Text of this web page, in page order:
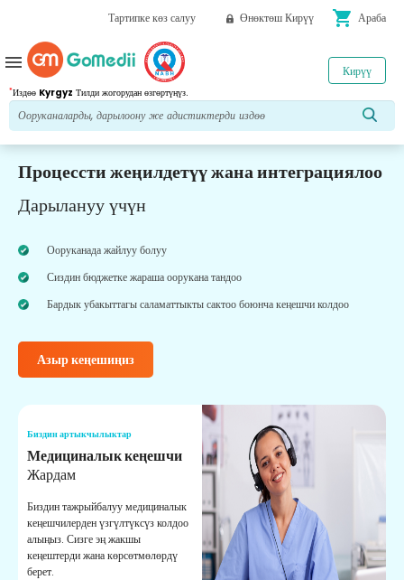
Тартипке көз салуу Өнөктөш Кирүү shopping_cart Араба
*Издөө Kyrgyz Тилди жогорудан өзгөртүңүз.
Кирүү
menu
Процессти жеңилдетүү жана интеграциялоо
Дарылануу үчүн
Ооруканада жайлуу болуу
Сиздин бюджетке жараша оорукана тандоо
Бардык убакыттагы саламаттыкты сактоо боюнча кеңешчи колдоо
Азыр кеңешиңиз
Биздин артыкчылыктар
Медициналык кеңешчи
Жардам
Биздин тажрыйбалуу медициналык
кеңешчилерден үзгүлтүксүз колдоо
алыңыз. Сизге эң жакшы
кеңештерди жана көрсөтмөлөрдү
берет.